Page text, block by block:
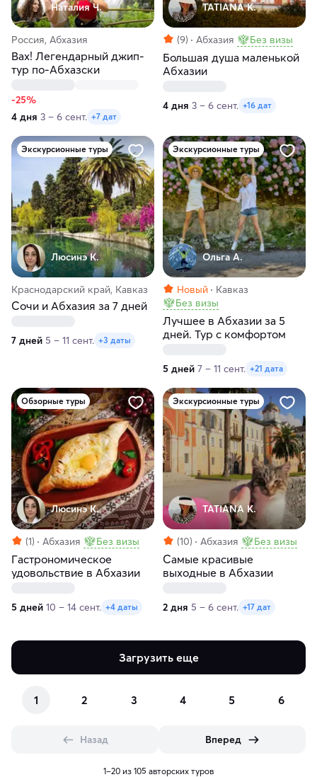
Наталия Ч.
Россия, Абхазия
Вах! Легендарный джип-
тур по-Абхазски
-25%
4 дня 3 – 6 сент. +7 дат
TATIANA K.
(9) Абхазия Без визы
Большая душа маленькой
Абхазии
4 дня 3 – 6 сент. +16 дат
Экскурсионные туры
Люсинэ К.
Краснодарский край, Кавказ
Сочи и Абхазия за 7 дней
7 дней 5 – 11 сент. +3 даты
Экскурсионные туры
Ольга А.
Новый
Кавказ
Без визы
Лучшее в Абхазии за 5
дней. Тур с комфортом
5 дней 7 – 11 сент. +21 дата
Обзорные туры
Люсинэ К.
(1) Абхазия Без визы
Гастрономическое
удовольствие в Абхазии
5 дней 10 – 14 сент. +4 даты
Экскурсионные туры
TATIANA K.
(10) Абхазия Без визы
Самые красивые
выходные в Абхазии
2 дня 5 – 6 сент. +17 дат
Загрузить еще
1 2 3 4 5 6
Назад Вперед
1–20 из 105 авторских туров